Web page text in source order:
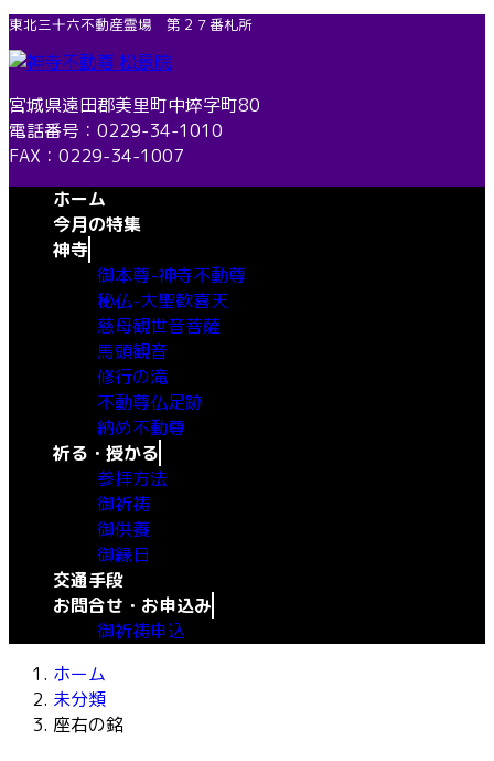
コ
ン
ン
ツ
へ
ナ
ビ
ー
シ
ョ
東北三十六不動産霊場 第２７番札所
宮城県遠田郡美里町中埣字町80
電話番号：0229-34-1010
FAX：0229-34-1007
ホーム
今月の特集
神寺
御本尊-神寺不動尊
秘仏-大聖歓喜天
慈母観世音菩薩
馬頭観音
修行の滝
不動尊仏足跡
納め不動尊
祈る・授かる
参拝方法
御祈祷
御供養
御縁日
交通手段
お問合せ・お申込み
御祈祷申込
ホーム
未分類
座右の銘